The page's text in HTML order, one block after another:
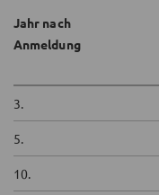
Jahr nach
Anmeldung
3.
5.
10.